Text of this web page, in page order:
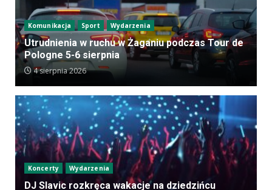
Komunikacja Sport Wydarzenia
Utrudnienia w ruchu w Żaganiu podczas Tour de
Pologne 5-6 sierpnia
4 sierpnia 2026
Koncerty Wydarzenia
DJ Slavic rozkręca wakacje na dziedzińcu